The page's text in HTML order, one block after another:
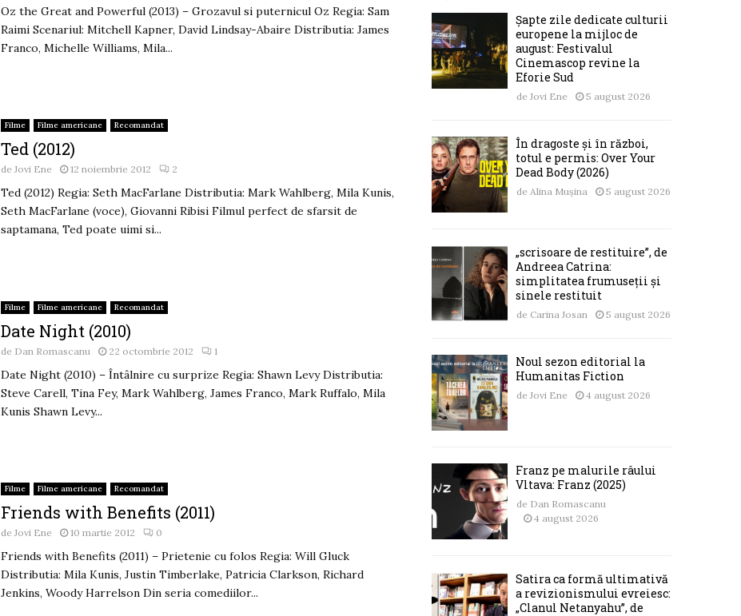
Oz the Great and Powerful (2013) – Grozavul si puternicul Oz Regia: Sam
Raimi Scenariul: Mitchell Kapner, David Lindsay-Abaire Distributia: James
Franco, Michelle Williams, Mila...
Filme Filme americane Recomandat
Ted (2012)
deJovi Ene 12 noiembrie 2012 2
Ted (2012) Regia: Seth MacFarlane Distributia: Mark Wahlberg, Mila Kunis,
Seth MacFarlane (voce), Giovanni Ribisi Filmul perfect de sfarsit de
saptamana, Ted poate uimi si...
Filme Filme americane Recomandat
Date Night (2010)
de Dan Romascanu 22 octombrie 2012 1
Date Night (2010) – Întâlnire cu surprize Regia: Shawn Levy Distributia:
Steve Carell, Tina Fey, Mark Wahlberg, James Franco, Mark Ruffalo, Mila
Kunis Shawn Levy...
Filme Filme americane Recomandat
Friends with Benefits (2011)
deJovi Ene 10 martie 2012 0
Friends with Benefits (2011) – Prietenie cu folos Regia: Will Gluck
Distributia: Mila Kunis, Justin Timberlake, Patricia Clarkson, Richard
Jenkins, Woody Harrelson Din seria comediilor...
Șapte zile dedicate culturii
europene la mijloc de
august: Festivalul
Cinemascop revine la
Eforie Sud
de Jovi Ene 5 august 2026
În dragoste și în război,
totul e permis: Over Your
Dead Body (2026)
de Alina Mușina 5 august 2026
„scrisoare de restituire”, de
Andreea Catrina:
simplitatea frumuseții și
sinele restituit
de Carina Josan 5 august 2026
Noul sezon editorial la
Humanitas Fiction
de Jovi Ene 4 august 2026
Franz pe malurile râului
Vltava: Franz (2025)
de Dan Romascanu
4 august 2026
Satira ca formă ultimativă
a revizionismului evreiesc:
„Clanul Netanyahu”, de